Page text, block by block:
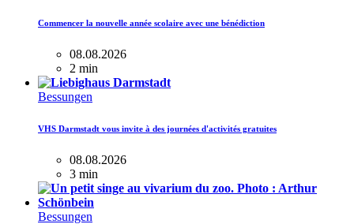
Commencer la nouvelle année scolaire avec une bénédiction
08.08.2026
2 min
Bessungen
VHS Darmstadt vous invite à des journées d'activités gratuites
08.08.2026
3 min
Bessungen